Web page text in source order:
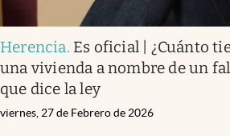
Herencia. Es oficial | ¿Cuánto
una vivienda a nombre de un
que dice la ley
viernes, 27 de Febrero de 2026